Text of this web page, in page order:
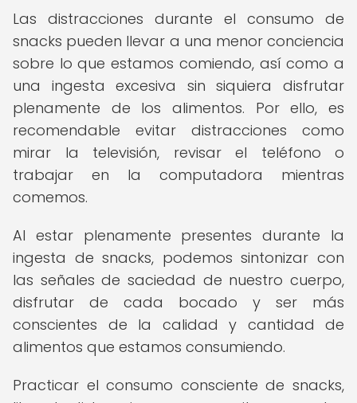
Las distracciones durante el consumo de
snacks pueden llevar a una menor conciencia
sobre lo que estamos comiendo, así como a
una ingesta excesiva sin siquiera disfrutar
plenamente de los alimentos. Por ello, es
recomendable evitar distracciones como
mirar la televisión, revisar el teléfono o
trabajar en la computadora mientras
comemos.
Al estar plenamente presentes durante la
ingesta de snacks, podemos sintonizar con
las señales de saciedad de nuestro cuerpo,
disfrutar de cada bocado y ser más
conscientes de la calidad y cantidad de
alimentos que estamos consumiendo.
Practicar el consumo consciente de snacks,